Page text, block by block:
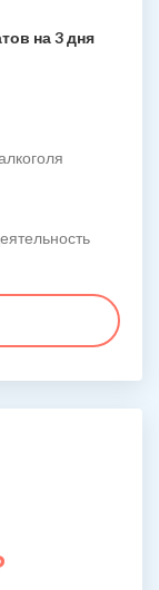
на 3 дня